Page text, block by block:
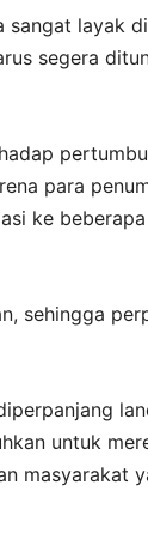
sangat layak
segera
para
ke
sehingga
untuk
masyarakat